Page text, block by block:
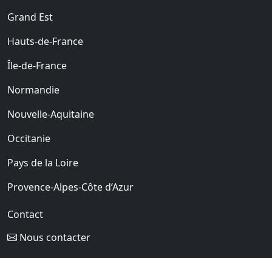
Grand Est
Hauts-de-France
Île-de-France
Normandie
Nouvelle-Aquitaine
Occitanie
Pays de la Loire
Provence-Alpes-Côte d’Azur
Contact
Nous contacter